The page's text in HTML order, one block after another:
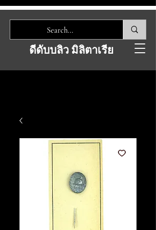
ดีดับบลิว มิลิตาเรีย